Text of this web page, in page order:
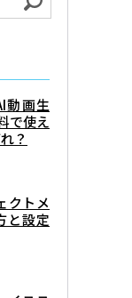
動画生
で使え
？
クトメ
と設定